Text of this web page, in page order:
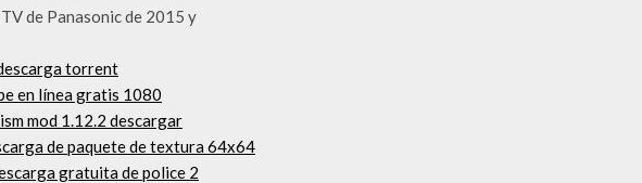
de Panasonic de 2015 y
torrent
en línea gratis 1080
mod 1.12.2 descargar
de paquete de textura 64x64
gratuita de police 2